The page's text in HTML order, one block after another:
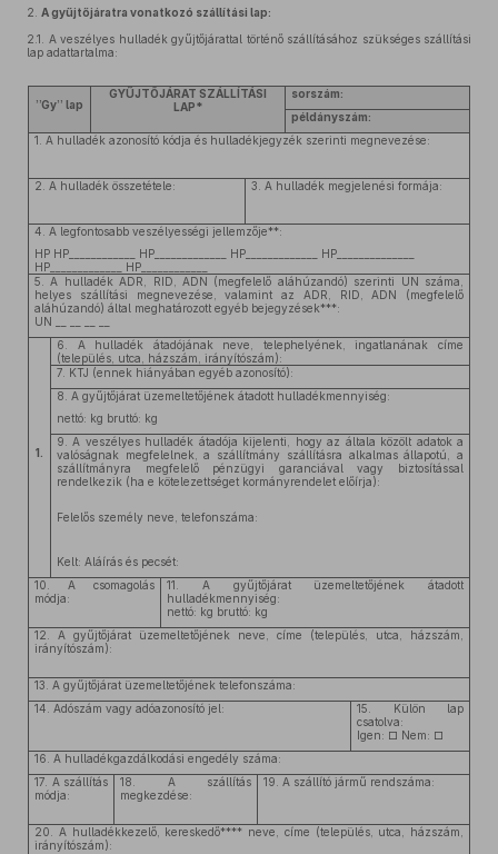
2. A gyűjtőjáratra vonatkozó szállítási lap:
2.1.
A veszélyes hulladék gyűjtőjárattal történő szállításához szükséges szállítási
lap adattartalma:
”Gy” lap
GYŰJTŐJÁRAT SZÁLLÍTÁSI
LAP*
sorszám:
példányszám:
1. A hulladék azonosító kódja és hulladékjegyzék szerinti megnevezése:
2. A hulladék összetétele: 3. A hulladék megjelenési formája:
4. A legfontosabb veszélyességi jellemzője**:
HP HP____________ HP_____________ HP_____________ HP______________
HP_____________ HP____________
5. A hulladék ADR, RID, ADN (megfelelő aláhúzandó) szerinti UN száma,
helyes szállítási megnevezése, valamint az ADR, RID, ADN (megfelelő
aláhúzandó) által meghatározott egyéb bejegyzések***:
UN __ __ __ __
1.
6. A hulladék átadójának neve, telephelyének, ingatlanának címe
(település, utca, házszám, irányítószám):
7. KTJ (ennek hiányában egyéb azonosító):
8. A gyűjtőjárat üzemeltetőjének átadott hulladékmennyiség:
nettó: kg bruttó: kg
9. A veszélyes hulladék átadója kijelenti, hogy az általa közölt adatok a
valóságnak megfelelnek, a szállítmány szállításra alkalmas állapotú, a
szállítmányra megfelelő pénzügyi garanciával vagy biztosítással
rendelkezik (ha e kötelezettséget kormányrendelet előírja):
Felelős személy neve, telefonszáma:
Kelt: Aláírás és pecsét:
10. A csomagolás
módja:
11. A gyűjtőjárat üzemeltetőjének átadott
hulladékmennyiség:
nettó: kg bruttó: kg
12. A gyűjtőjárat üzemeltetőjének neve, címe (település, utca, házszám,
irányítószám):
13. A gyűjtőjárat üzemeltetőjének telefonszáma:
14. Adószám vagy adóazonosító jel:
15. Külön lap
csatolva:
Igen: □ Nem: □
16. A hulladékgazdálkodási engedély száma:
17. A szállítás
módja:
18. A szállítás
megkezdése:
19. A szállító jármű rendszáma:
20. A hulladékkezelő, kereskedő**** neve, címe (település, utca, házszám,
irányítószám):